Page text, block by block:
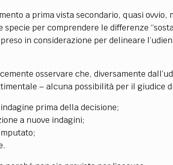
a prima vista secondario, quasi ovvio,
per comprendere le differenze
in considerazione per delineare
osservare che, diversamente
– alcuna possibilità per il giudice
prima della decisione;
a nuove indagini;